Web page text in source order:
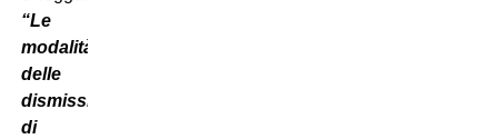
“Le
modalità
delle
dismissioni
di